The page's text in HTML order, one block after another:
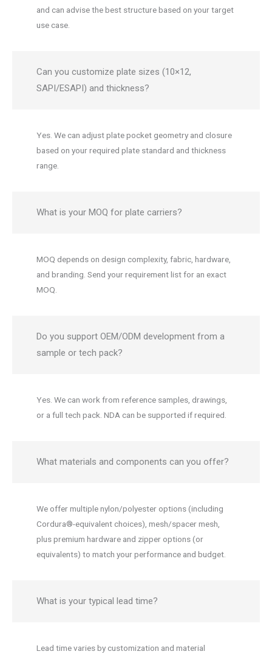
and can advise the best structure based on your target
use case.
Can you customize plate sizes (10×12,
SAPI/ESAPI) and thickness?
Yes. We can adjust plate pocket geometry and closure
based on your required plate standard and thickness
range.
What is your MOQ for plate carriers?
MOQ depends on design complexity, fabric, hardware,
and branding. Send your requirement list for an exact
MOQ.
Do you support OEM/ODM development from a
sample or tech pack?
Yes. We can work from reference samples, drawings,
or a full tech pack. NDA can be supported if required.
What materials and components can you offer?
We offer multiple nylon/polyester options (including
Cordura®-equivalent choices), mesh/spacer mesh,
plus premium hardware and zipper options (or
equivalents) to match your performance and budget.
What is your typical lead time?
Lead time varies by customization and material